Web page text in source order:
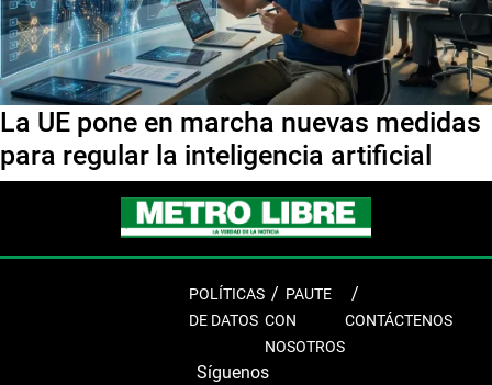
La UE pone en marcha nuevas medidas
para regular la inteligencia artificial
POLÍTICAS
DE DATOS
PAUTE
CON
NOSOTROS
CONTÁCTENOS
Síguenos